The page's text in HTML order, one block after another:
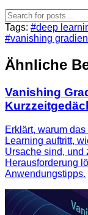
Tags: #deep
#vanishing
Ähnliche
Vanishing
Erklärt, warum
Learning auftritt,
Ursache sind, und
Herausforderung
Anwendungstipps.